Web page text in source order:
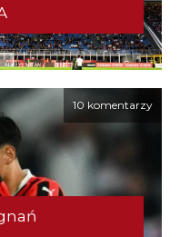
10 komentarzy